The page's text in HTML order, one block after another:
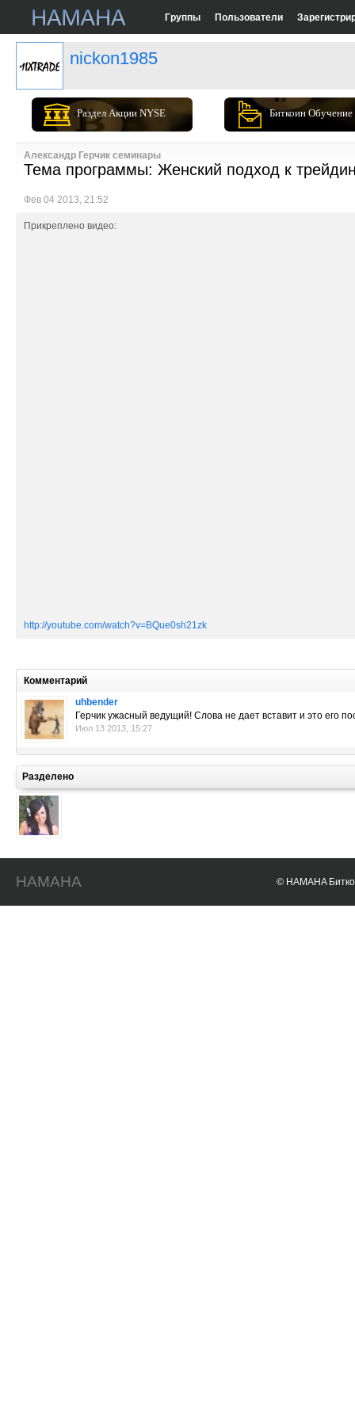
Группы Пользователи
nickon1985
Раздел Акции NYSE Биткоин Обучение
Александр Герчик семинары
Тема программы: Женский подход к
Фев 04 2013, 21:52
Прикреплено видео:
http://youtube.com/watch?v=BQue0sh21zk
Комментарий
uhbender
Герчик ужасный ведущий! Слова не дает вставит и это его
Июл 13 2013, 15:27
Разделено
HAMAHA © HAMAHA